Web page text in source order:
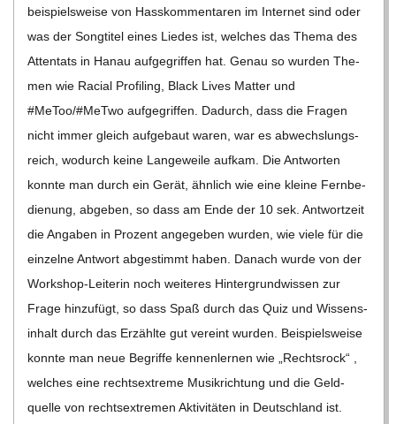
bei­spiels­weise von Hass­kom­men­ta­ren im Inter­net sind oder
was der Song­ti­tel eines Lie­des ist, wel­ches das Thema des
Atten­tats in Hanau auf­ge­grif­fen hat. Genau so wur­den The­
men wie Racial Pro­fil­ing, Black Lives Mat­ter und
#MeToo/#MeTwo auf­ge­grif­fen. Dadurch, dass die Fra­gen
nicht immer gleich auf­ge­baut waren, war es abwechs­lungs­
reich, wodurch keine Lan­ge­weile auf­kam. Die Ant­wor­ten
konnte man durch ein Gerät, ähn­lich wie eine kleine Fern­be­
die­nung, abge­ben, so dass am Ende der 10 sek. Ant­wort­zeit
die Anga­ben in Pro­zent ange­ge­ben wur­den, wie viele für die
ein­zelne Ant­wort abge­stimmt haben. Danach wurde von der
Work­­shop-Lei­­te­rin noch wei­te­res Hin­ter­grund­wis­sen zur
Frage hin­zu­fügt, so dass Spaß durch das Quiz und Wis­sens­
in­halt durch das Erzählte gut ver­eint wur­den. Bei­spiels­weise
konnte man neue Begriffe ken­nen­ler­nen wie „Rechts­rock“ ,
wel­ches eine rechts­extreme Musik­rich­tung und die Geld­
quelle von rechts­extre­men Akti­vi­tä­ten in Deutsch­land ist.